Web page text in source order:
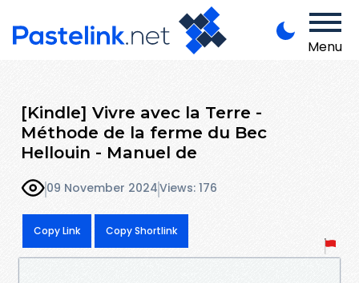
Menu
[Kindle] Vivre avec la Terre -
Méthode de la ferme du Bec
Hellouin - Manuel de
09 November 2024Views: 176
Copy Link Copy Shortlink